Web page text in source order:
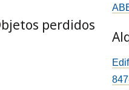
perdidos